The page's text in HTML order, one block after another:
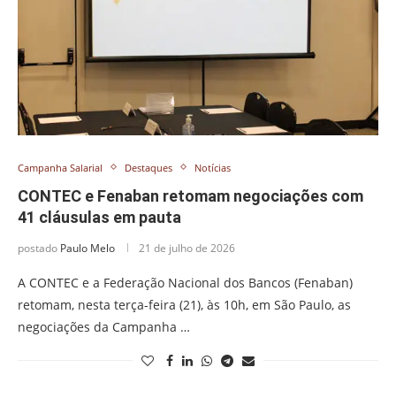
Campanha Salarial Destaques Notícias
CONTEC e Fenaban retomam negociações com
41 cláusulas em pauta
postado Paulo Melo 21 de julho de 2026
A CONTEC e a Federação Nacional dos Bancos (Fenaban)
retomam, nesta terça-feira (21), às 10h, em São Paulo, as
negociações da Campanha …